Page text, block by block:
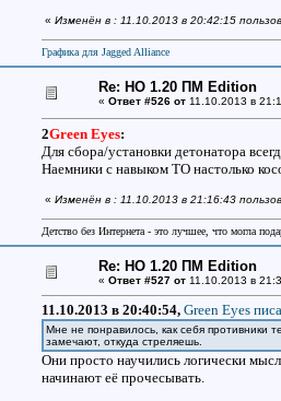
« Изменён в : 11.10.2013 в 20:42:15
Графика для Jagged Alliance
Re: НО 1.20 ПМ Edition
« Ответ #526 от11.10.2013 в
2Green Eyes:
Для сбора/установки детонатора
Наемники с навыком ТО настолько
« Изменён в : 11.10.2013 в 21:16:43
Детство без Интернета - это лучшее, что могла
Re: НО 1.20 ПМ Edition
« Ответ #527 от11.10.2013 в
11.10.2013 в 20:40:54, Green Eyes
Мне не понравилось, как себя противники
замечают, откуда стреляешь.
Они просто научились логически
начинают её прочесывать.